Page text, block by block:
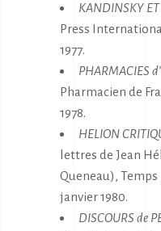
KANDINSKY ET
Press
1977.
PHARMACIES
Pharmacien de
1978.
HELION
lettres de Jean
Queneau), Temps
janvier 1980.
DISCOURS de